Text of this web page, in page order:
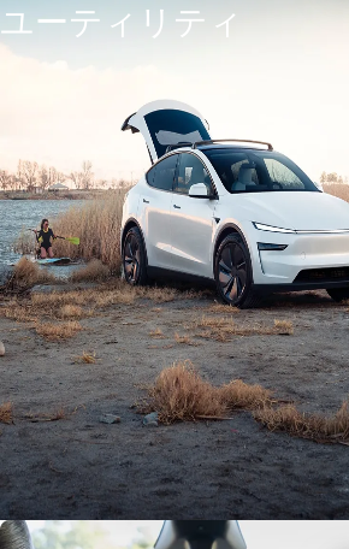
ユーティリティ